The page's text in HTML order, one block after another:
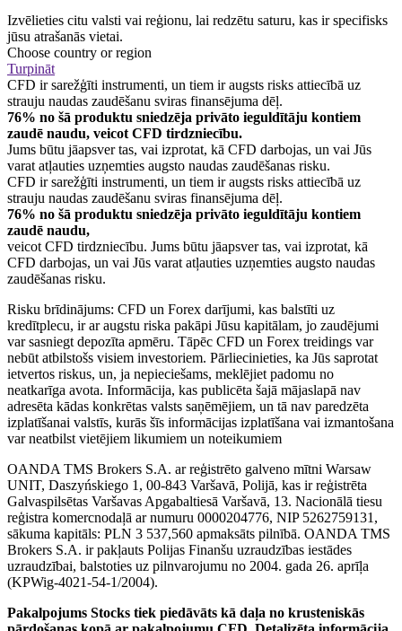
Izvēlieties citu valsti vai reģionu, lai redzētu saturu, kas ir specifisks
jūsu atrašanās vietai.
Choose country or region
Turpināt
CFD ir sarežģīti instrumenti, un tiem ir augsts risks attiecībā uz
strauju naudas zaudēšanu sviras finansējuma dēļ.
76% no šā produktu sniedzēja privāto ieguldītāju kontiem
zaudē naudu, veicot CFD tirdzniecību.
Jums būtu jāapsver tas, vai izprotat, kā CFD darbojas, un vai Jūs
varat atļauties uzņemties augsto naudas zaudēšanas risku.
CFD ir sarežģīti instrumenti, un tiem ir augsts risks attiecībā uz
strauju naudas zaudēšanu sviras finansējuma dēļ.
76% no šā produktu sniedzēja privāto ieguldītāju kontiem
zaudē naudu,
veicot CFD tirdzniecību. Jums būtu jāapsver tas, vai izprotat, kā
CFD darbojas, un vai Jūs varat atļauties uzņemties augsto naudas
zaudēšanas risku.
Risku brīdinājums: CFD un Forex darījumi, kas balstīti uz
kredītplecu, ir ar augstu riska pakāpi Jūsu kapitālam, jo zaudējumi
var sasniegt depozīta apmēru. Tāpēc CFD un Forex treidings var
nebūt atbilstošs visiem investoriem. Pārliecinieties, ka Jūs saprotat
ietvertos riskus, un, ja nepieciešams, meklējiet padomu no
neatkarīga avota. Informācija, kas publicēta šajā mājaslapā nav
adresēta kādas konkrētas valsts saņēmējiem, un tā nav paredzēta
izplatīšanai valstīs, kurās šīs informācijas izplatīšana vai izmantošana
var neatbilst vietējiem likumiem un noteikumiem
OANDA TMS Brokers S.A. ar reģistrēto galveno mītni Warsaw
UNIT, Daszyńskiego 1, 00-843 Varšavā, Polijā, kas ir reģistrēta
Galvaspilsētas Varšavas Apgabaltiesā Varšavā, 13. Nacionālā tiesu
reģistra komercnodaļā ar numuru 0000204776, NIP 5262759131,
sākuma kapitāls: PLN 3 537,560 apmaksāts pilnībā. OANDA TMS
Brokers S.A. ir pakļauts Polijas Finanšu uzraudzības iestādes
uzraudzībai, balstoties uz pilnvarojumu no 2004. gada 26. aprīļa
(KPWig-4021-54-1/2004).
Pakalpojums Stocks tiek piedāvāts kā daļa no krusteniskās